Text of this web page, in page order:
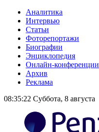
Аналитика
Интервью
Статьи
Фоторепортажи
Биографии
Энциклопедия
Онлайн-конференции
Архив
Реклама
08:35:22 Суббота, 8 августа